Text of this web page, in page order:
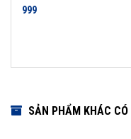
999
SẢN PHẨM KHÁC